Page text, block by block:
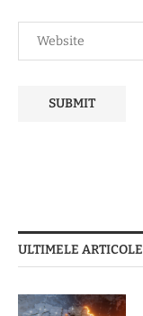
ULTIMELE ARTICOLE